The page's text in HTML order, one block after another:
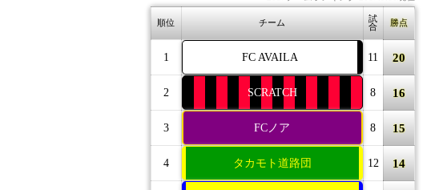
順位 チーム
試
合
勝点
1 FC AVAILA 11 20
2 SCRATCH 8 16
3 FCノア 8 15
4 タカモト道路団 12 14